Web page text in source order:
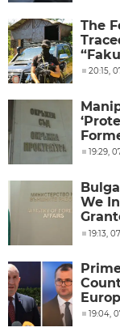
The
20:15,
19:29,
We
19:13,
19:04,